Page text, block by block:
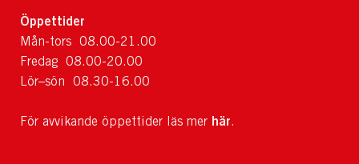
Öppettider
Mån-tors 08.00-21.00
Fredag 08.00-20.00
Lör–sön 08.30-16.00
För avvikande öppettider läs mer här.